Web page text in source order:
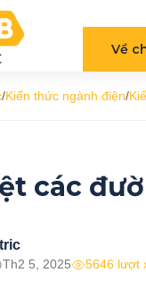
Về
/Kiến thức ngành điện/
các
Th2 5, 2025 5646 lượt